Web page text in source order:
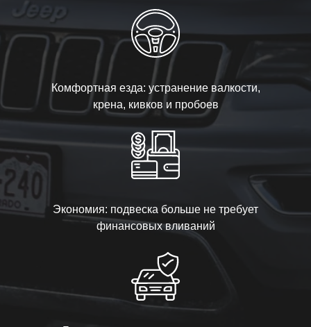
Комфортная езда: устранение валкости,
крена, кивков и пробоев
Экономия: подвеска больше не требует
финансовых вливаний